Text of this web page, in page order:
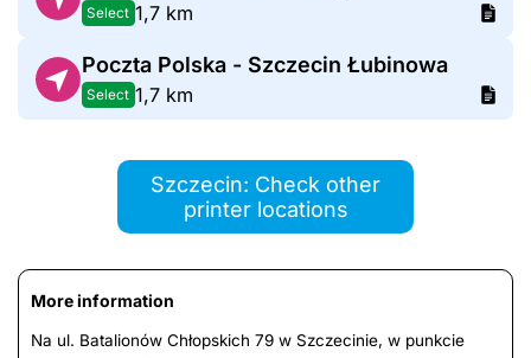
Select 1,7 km
Poczta Polska - Szczecin Łubinowa
Select 1,7 km
Szczecin: Check other
printer locations
More information
Na ul. Batalionów Chłopskich 79 w Szczecinie, w punkcie